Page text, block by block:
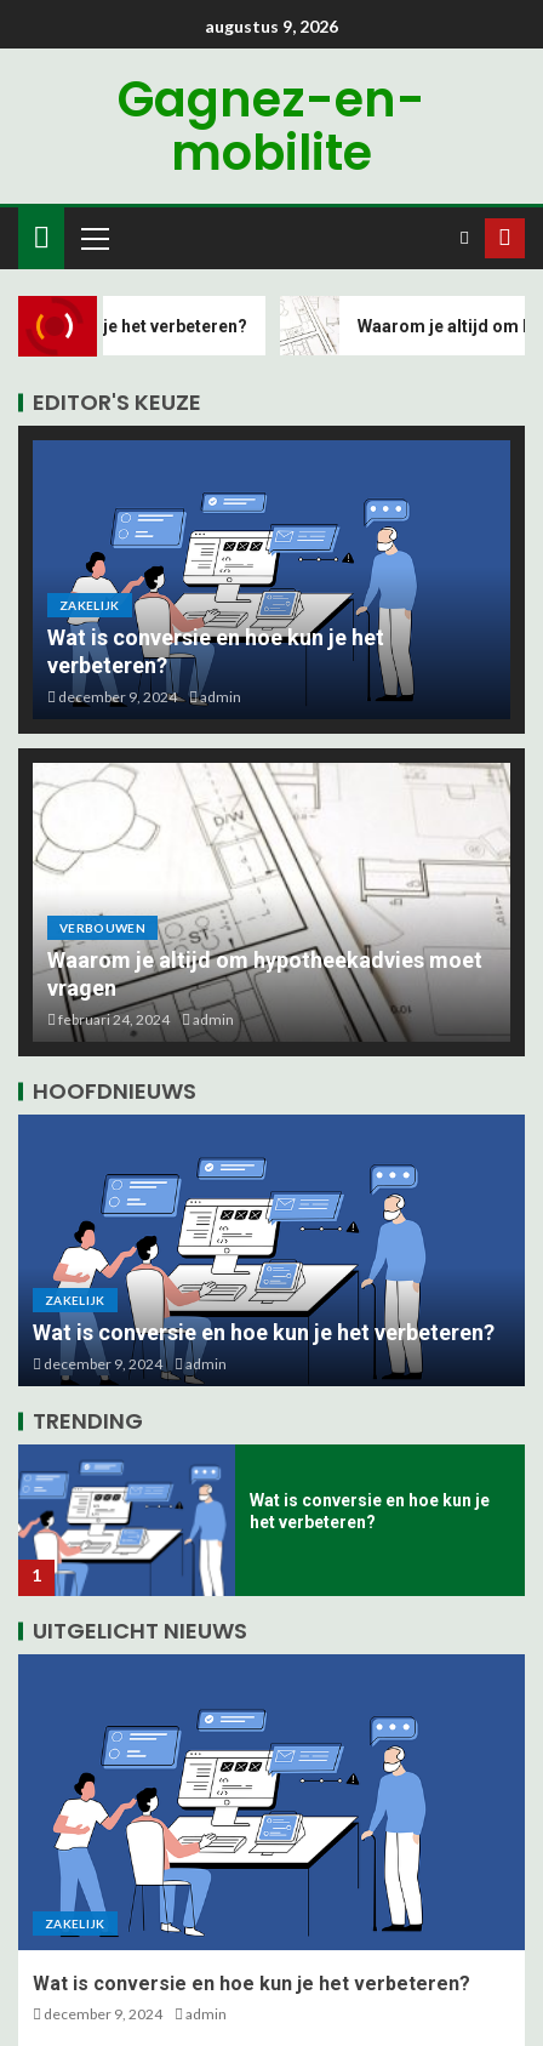
augustus 9, 2026
Gagnez-en-
mobilite
kun je het verbeteren? Waarom je altijd om
EDITOR'S KEUZE
ZAKELIJK
Wat is conversie en hoe kun je het
verbeteren?
december 9, 2024 admin
VERBOUWEN
Waarom je altijd om hypotheekadvies moet
vragen
februari 24, 2024 admin
HOOFDNIEUWS
ZAKELIJK
Wat is conversie en hoe kun je het verbeteren?
december 9, 2024 admin
TRENDING
Verschillende methoden van
container reiniging
1
Wat is conversie en hoe kun je
het verbeteren?
3
Waarom je een privé detective in
zou huren
Wat kan een lifecoach opleiding
UITGELICHT NIEUWS
ZAKELIJK
Wat is conversie en hoe kun je het verbeteren?
december 9, 2024 admin